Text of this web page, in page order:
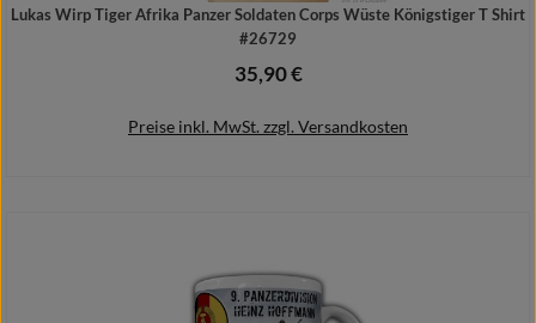
Lukas Wirp Tiger Afrika Panzer Soldaten Corps Wüste Königstiger T Shirt
#26729
Regulärer Preis:
35,90 €
Preise inkl. MwSt. zzgl. Versandkosten